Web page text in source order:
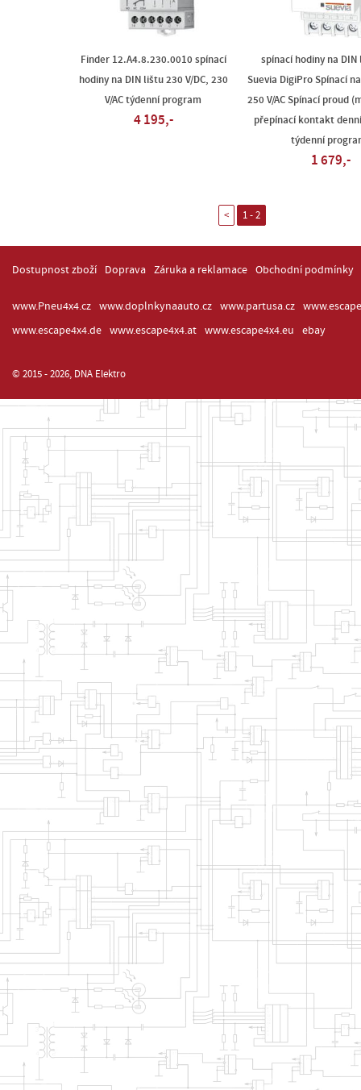
Finder 12.A4.8.230.0010 spínací
hodiny na DIN lištu 230 V/DC, 230
V/AC týdenní program
4 195,-
spínací hodiny na DIN
Suevia DigiPro Spínací
250 V/AC Spínací proud
přepínací kontakt
týdenní
1 679,-
< 1 - 2
Dostupnost zboží Doprava Záruka a reklamace Obchodní podmínky
www.Pneu4x4.cz www.doplnkynaauto.cz www.partusa.cz
www.escape4x4.de
www.escape4x4.at www.escape4x4.eu ebay
© 2015 - 2026, DNA Elektro